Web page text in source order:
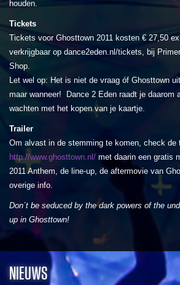
houden.
Tickets
Tickets voor Ghosttown 2011 kosten € 27,50
verkrijgbaar op dance2eden.nl/tickets, bij
Shop.
Let wel op: Het is niet de vraag óf Ghosttown
maar wanneer! Dance 2 Eden raadt je daarom
wachten met het kopen van je kaartje.
Trailer
Om alvast in de stemming te komen, check de
http://www.ghosttown.nl/ met daarin een gratis
2011 Anthem, de line-up, de aftermovie van
overige info.
Don´t be seduced by the dark powers of the
up in Ghosttown!
NIEUWS